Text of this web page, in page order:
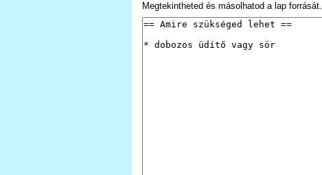
Megtekintheted és másolhatod a lap forrását.